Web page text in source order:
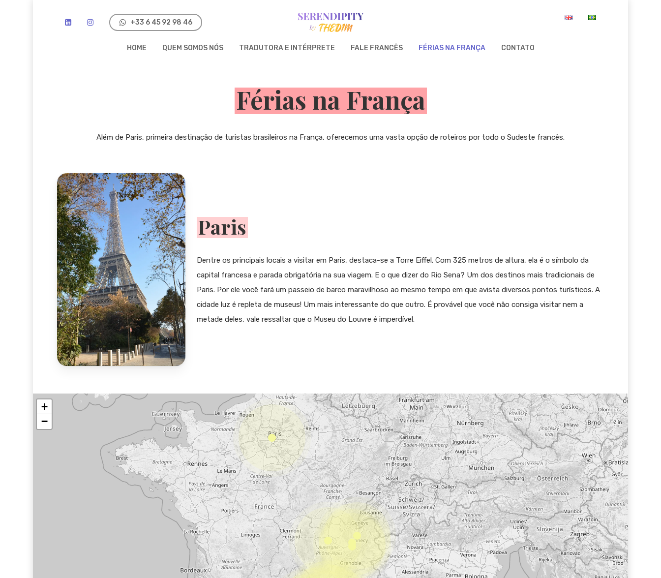
‭+33 6 45 92 98 46‬
HOME QUEM SOMOS NÓS TRADUTORA E INTÉRPRETE FALE FRANCÊS FÉRIAS NA FRANÇA CONTATO
Férias na França
Além de Paris, primeira destinação de turistas brasileiros na França, oferecemos uma vasta opção de roteiros por todo o Sudeste francês.
Paris
Dentre os principais locais a visitar em Paris, destaca-se a Torre Eiffel. Com 325 metros de altura, ela é o símbolo da
capital francesa e parada obrigatória na sua viagem. E o que dizer do Rio Sena? Um dos destinos mais tradicionais de
Paris. Por ele você fará um passeio de barco maravilhoso ao mesmo tempo em que avista diversos pontos turísticos. A
cidade luz é repleta de museus! Um mais interessante do que outro. É provável que você não consiga visitar nem a
metade deles, vale ressaltar que o Museu do Louvre é imperdível.
+
−